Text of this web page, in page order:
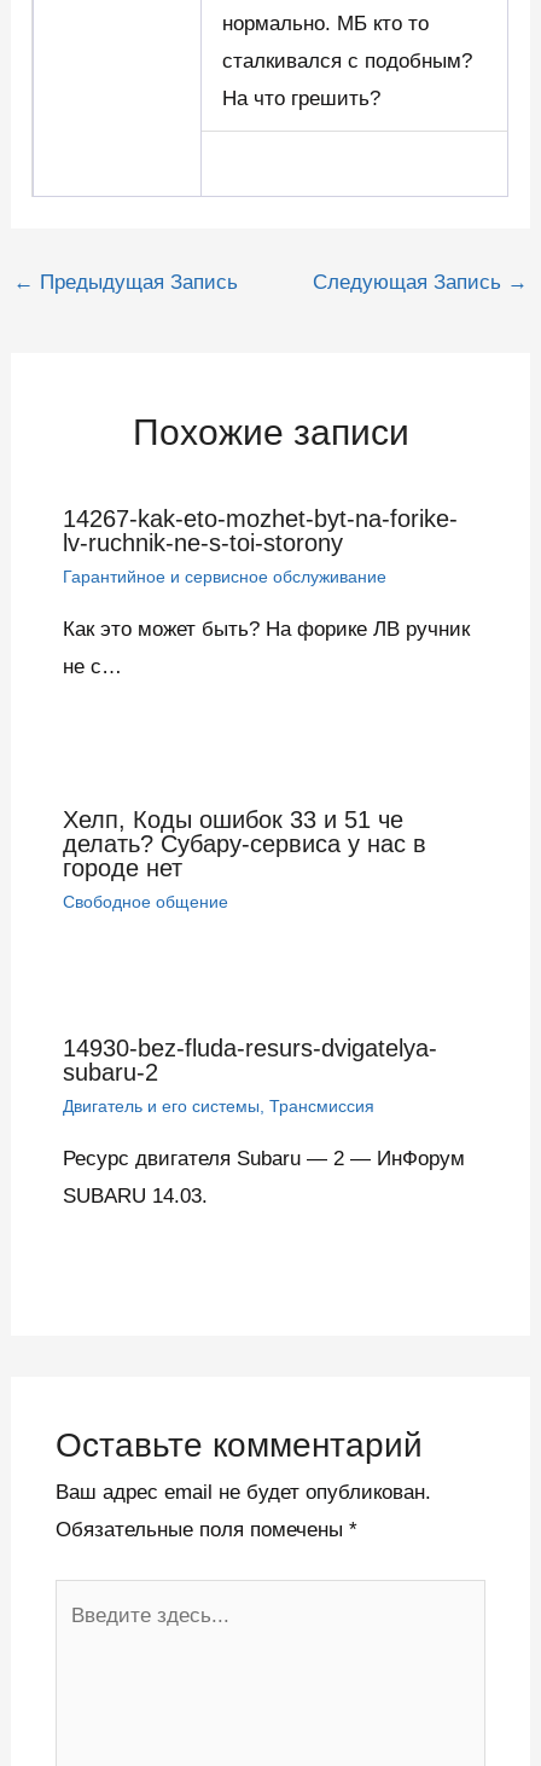
нормально. МБ кто то
сталкивался с подобным?
На что грешить?
Навигация
← Предыдущая Запись Следующая Запись →
Похожие записи
14267-kak-eto-mozhet-byt-na-forike-
lv-ruchnik-ne-s-toi-storony
Гарантийное и сервисное обслуживание
Как это может быть? На форике ЛВ ручник
не с…
Хелп, Коды ошибок 33 и 51 че
делать? Субару-сервиса у нас в
городе нет
Свободное общение
14930-bez-fluda-resurs-dvigatelya-
subaru-2
Двигатель и его системы Трансмиссия
Ресурс двигателя Subaru — 2 — ИнФорум
SUBARU 14.03.
Оставьте комментарий
Ваш адрес email не будет опубликован.
Обязательные поля помечены *